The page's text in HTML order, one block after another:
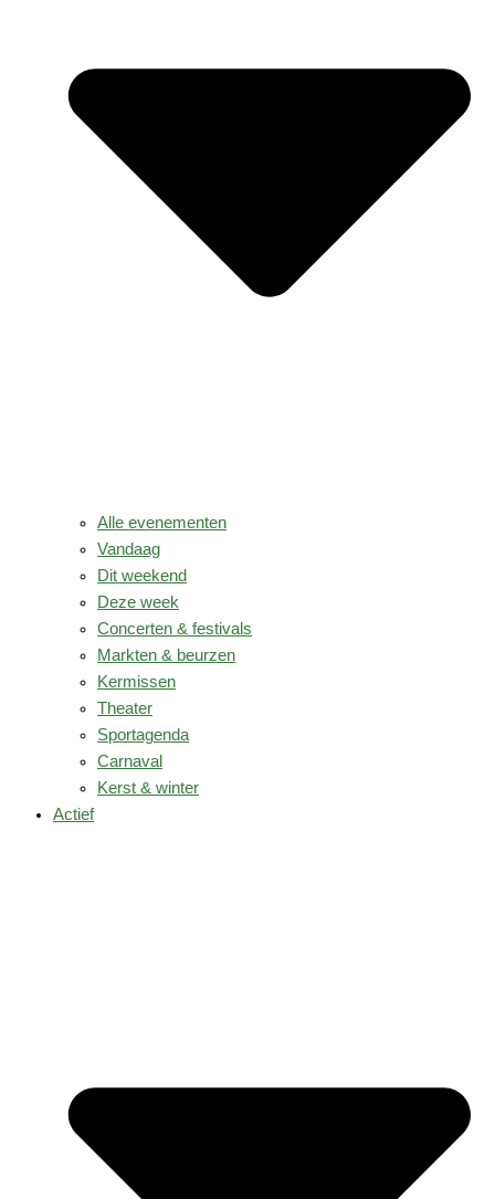
Alle evenementen
Vandaag
Dit weekend
Deze week
Concerten & festivals
Markten & beurzen
Kermissen
Theater
Sportagenda
Carnaval
Kerst & winter
Actief